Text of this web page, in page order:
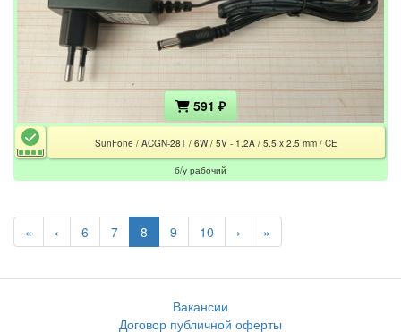
591 ₽
SunFone / ACGN-28T / 6W / 5V - 1.2A / 5.5 x 2.5 mm / CE
б/у рабочий
« ‹ 6 7 8 9 10 › »
Вакансии
Договор публичной оферты